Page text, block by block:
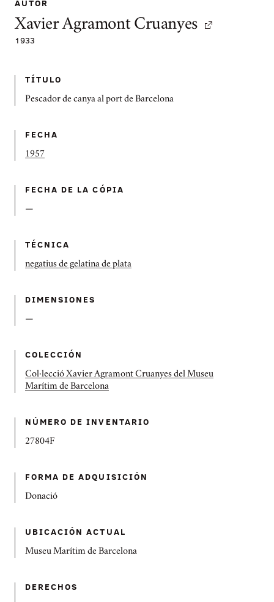
AUTOR
Xavier Agramont Cruanyes
1933
TÍTULO
Pescador de canya al port de Barcelona
FECHA
1957
FECHA DE LA CÓPIA
—
TÉCNICA
negatius de gelatina de plata
DIMENSIONES
—
COLECCIÓN
Col·lecció Xavier Agramont Cruanyes del Museu
Marítim de Barcelona
NÚMERO DE INVENTARIO
27804F
FORMA DE ADQUISICIÓN
Donació
UBICACIÓN ACTUAL
Museu Marítim de Barcelona
DERECHOS